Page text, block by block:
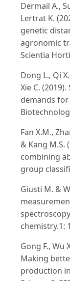
Dermail A.,
Lertrat K.
genetic
agronomic
Scientia
Dong L., Qi
Xie C.
demands
Fan X.M.,
& Kang M.S.
combining
group
Giusti M. &
chemistry.1:
Gong F., Wu
Making
production